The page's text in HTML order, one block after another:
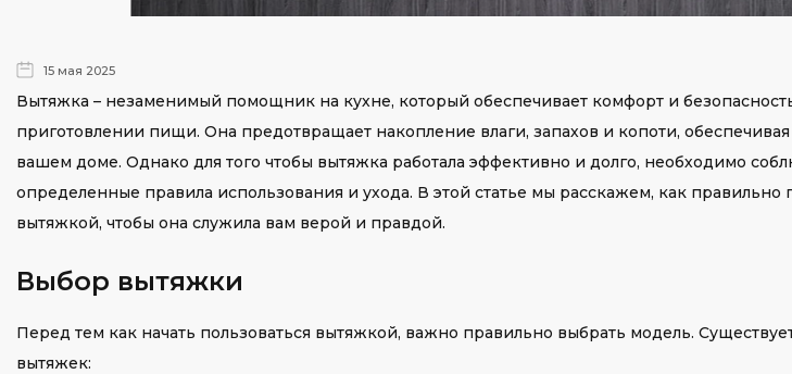
15 мая 2025
Вытяжка – незаменимый помощник на кухне, который обеспечивает комфорт и
приготовлении пищи. Она предотвращает накопление влаги, запахов и копоти, обеспечивая
вашем доме. Однако для того чтобы вытяжка работала эффективно и долго, необходимо
определенные правила использования и ухода. В этой статье мы расскажем, как правильно
вытяжкой, чтобы она служила вам верой и правдой.
Выбор вытяжки
Перед тем как начать пользоваться вытяжкой, важно правильно выбрать модель.
вытяжек: